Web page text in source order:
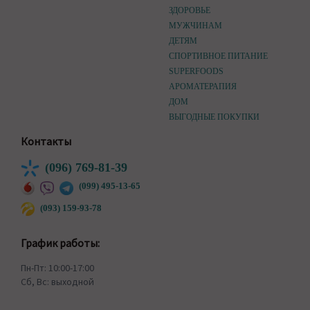
ЗДОРОВЬЕ
МУЖЧИНАМ
ДЕТЯМ
СПОРТИВНОЕ ПИТАНИЕ
SUPERFOODS
АРОМАТЕРАПИЯ
ДОМ
ВЫГОДНЫЕ ПОКУПКИ
Контакты
(096) 769-81-39
(099) 495-13-65
(093) 159-93-78
График работы:
Пн-Пт: 10:00-17:00
Сб, Вс: выходной